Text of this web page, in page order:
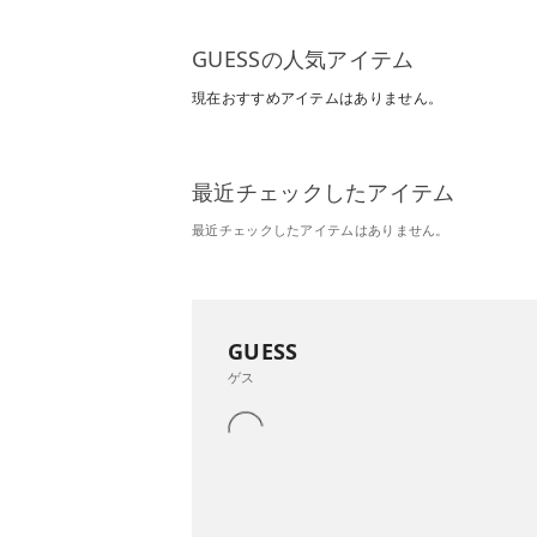
GUESSの人気アイテム
現在おすすめアイテムはありません。
最近チェックしたアイテム
最近チェックしたアイテムはありません。
GUESS
ゲス